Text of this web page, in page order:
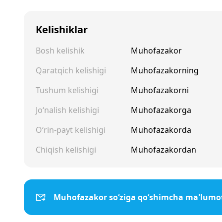
Kelishiklar
Bosh kelishik
Muhofazakor
Qaratqich kelishigi
Muhofazakorning
Tushum kelishigi
Muhofazakorni
Jo‘nalish kelishigi
Muhofazakorga
O‘rin-payt kelishigi
Muhofazakorda
Chiqish kelishigi
Muhofazakordan
Muhofazakor so‘ziga qo‘shimcha